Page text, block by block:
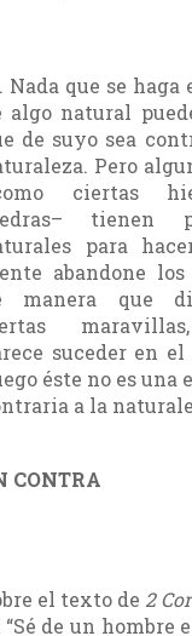
Nada que se
algo natural
de suyo sea
Pero
ciertas
tienen
para
abandone
manera que
suceder en el
éste no es una
a la
CONTRA
el texto de 2
“Sé de un hombre